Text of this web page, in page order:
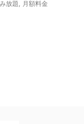
放題 月額料金